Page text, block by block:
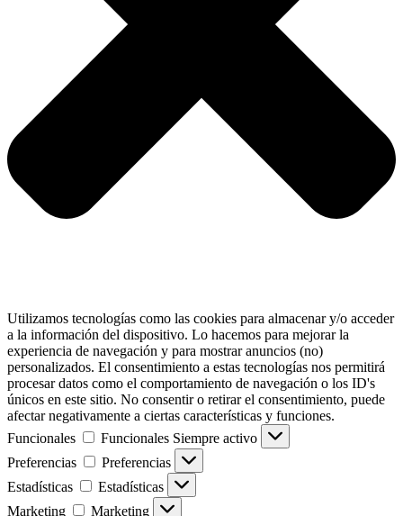
Utilizamos tecnologías como las cookies para almacenar y/o acceder
a la información del dispositivo. Lo hacemos para mejorar la
experiencia de navegación y para mostrar anuncios (no)
personalizados. El consentimiento a estas tecnologías nos permitirá
procesar datos como el comportamiento de navegación o los ID's
únicos en este sitio. No consentir o retirar el consentimiento, puede
afectar negativamente a ciertas características y funciones.
Funcionales
Funcionales Siempre activo
Preferencias
Preferencias
Estadísticas
Estadísticas
Marketing
Marketing